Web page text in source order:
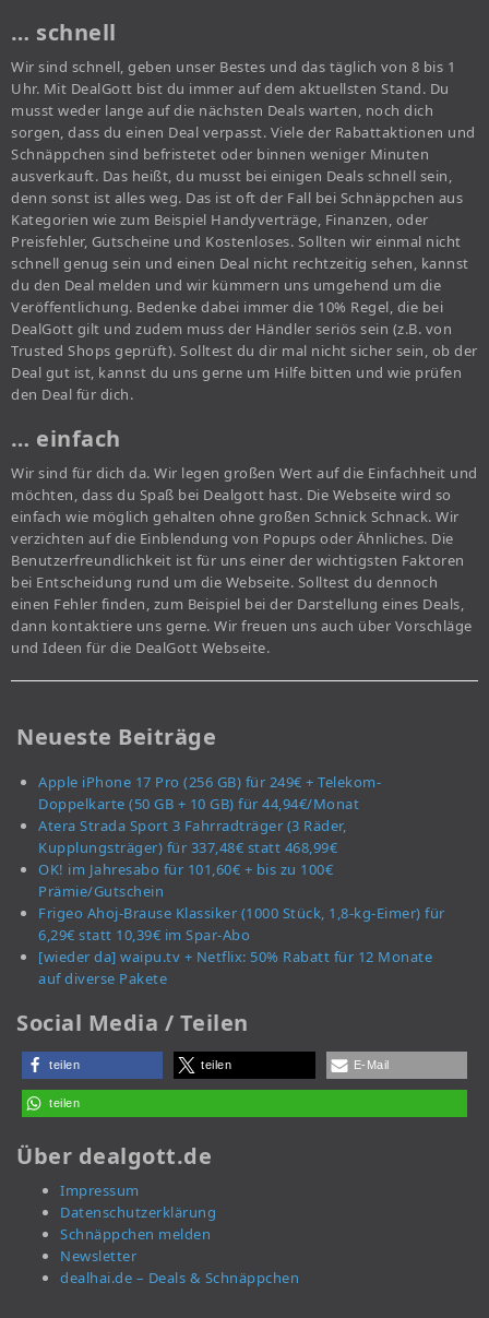
… schnell
Wir sind schnell, geben unser Bestes und das täglich von 8 bis 1
Uhr. Mit DealGott bist du immer auf dem aktuellsten Stand. Du
musst weder lange auf die nächsten Deals warten, noch dich
sorgen, dass du einen Deal verpasst. Viele der Rabattaktionen und
Schnäppchen sind befristetet oder binnen weniger Minuten
ausverkauft. Das heißt, du musst bei einigen Deals schnell sein,
denn sonst ist alles weg. Das ist oft der Fall bei Schnäppchen aus
Kategorien wie zum Beispiel Handyverträge, Finanzen, oder
Preisfehler, Gutscheine und Kostenloses. Sollten wir einmal nicht
schnell genug sein und einen Deal nicht rechtzeitig sehen, kannst
du den Deal melden und wir kümmern uns umgehend um die
Veröffentlichung. Bedenke dabei immer die 10% Regel, die bei
DealGott gilt und zudem muss der Händler seriös sein (z.B. von
Trusted Shops geprüft). Solltest du dir mal nicht sicher sein, ob der
Deal gut ist, kannst du uns gerne um Hilfe bitten und wie prüfen
den Deal für dich.
… einfach
Wir sind für dich da. Wir legen großen Wert auf die Einfachheit und
möchten, dass du Spaß bei Dealgott hast. Die Webseite wird so
einfach wie möglich gehalten ohne großen Schnick Schnack. Wir
verzichten auf die Einblendung von Popups oder Ähnliches. Die
Benutzerfreundlichkeit ist für uns einer der wichtigsten Faktoren
bei Entscheidung rund um die Webseite. Solltest du dennoch
einen Fehler finden, zum Beispiel bei der Darstellung eines Deals,
dann kontaktiere uns gerne. Wir freuen uns auch über Vorschläge
und Ideen für die DealGott Webseite.
Neueste Beiträge
Apple iPhone 17 Pro (256 GB) für 249€ + Telekom-
Doppelkarte (50 GB + 10 GB) für 44,94€/Monat
Atera Strada Sport 3 Fahrradträger (3 Räder,
Kupplungsträger) für 337,48€ statt 468,99€
OK! im Jahresabo für 101,60€ + bis zu 100€
Prämie/Gutschein
Frigeo Ahoj-Brause Klassiker (1000 Stück, 1,8-kg-Eimer) für
6,29€ statt 10,39€ im Spar-Abo
[wieder da] waipu.tv + Netflix: 50% Rabatt für 12 Monate
auf diverse Pakete
Social Media / Teilen
teilen teilen E-Mail
teilen
Über dealgott.de
Impressum
Datenschutzerklärung
Schnäppchen melden
Newsletter
dealhai.de – Deals & Schnäppchen